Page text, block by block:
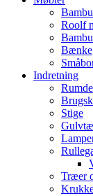
Roolf
Bænke
Indretning
Stige
Træer